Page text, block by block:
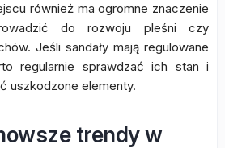
również ma ogromne znaczenie
do rozwoju pleśni czy
Jeśli sandały mają regulowane
regularnie sprawdzać ich stan i
uszkodzone elementy.
trendy w